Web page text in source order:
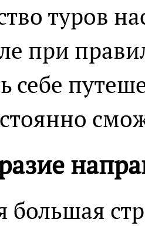
туров
при
себе
большая